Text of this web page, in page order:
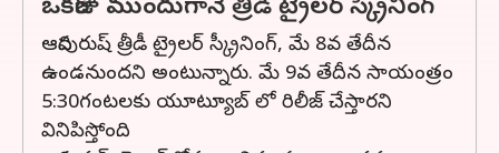
ఒకరోజు ముందుగానే త్రీడీ ట్రైలర్ స్క్రీనింగ్
ఆదిపురుష్ త్రీడీ ట్రైలర్ స్క్రీనింగ్, మే 8వ తేదీన
ఉండనుందని అంటున్నారు. మే 9వ తేదీన సాయంత్రం
5:30గంటలకు యూట్యూబ్ లో రిలీజ్ చేస్తారని
వినిపిస్తోంది.